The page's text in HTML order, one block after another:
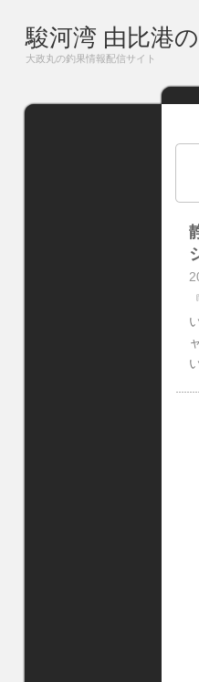
駿河湾 由比港
大政丸の釣果情報配信サイト